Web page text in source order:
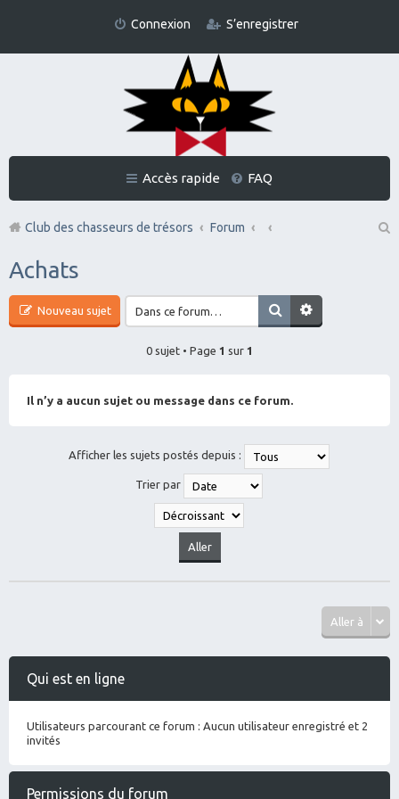
Connexion S’enregistrer
Accès rapide FAQ
Club des chasseurs de trésors
Forum
Achats
Nouveau sujet
0 sujet • Page 1 sur 1
Il n’y a aucun sujet ou message dans ce forum.
Afficher les sujets postés depuis :
Trier par
Aller à
Qui est en ligne
Utilisateurs parcourant ce forum : Aucun utilisateur enregistré et 2
invités
Permissions du forum